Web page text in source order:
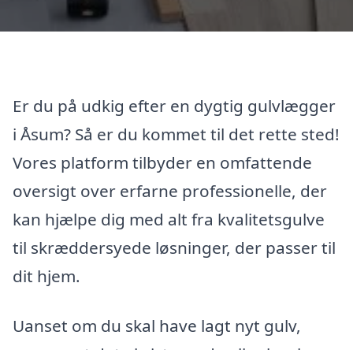
Er du på udkig efter en dygtig gulvlægger
i Åsum? Så er du kommet til det rette sted!
Vores platform tilbyder en omfattende
oversigt over erfarne professionelle, der
kan hjælpe dig med alt fra kvalitetsgulve
til skræddersyede løsninger, der passer til
dit hjem.
Uanset om du skal have lagt nyt gulv,